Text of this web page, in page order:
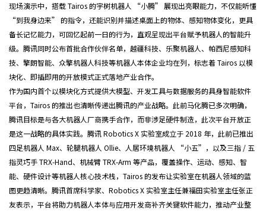
现场演示中，搭载 Tairos 的宇树机器人 “小腾” 展现出亮眼能力，不仅能听懂
“到我身边来” 的指令，还能识别并描述桌面上的物体、感知物体变化，更具
备长记忆能力，可回忆起前一日的行为，直观呈现出平台赋予机器人的智能升
级。腾讯同时公布首批合作伙伴名单，越疆科技、乐聚机器人、帕西尼感知科
技、擎朗智能、众擎机器人科技等机器人本体企业均在列，标志着 Tairos 以模
块化、即插即用的开放模式正式落地产业合作。
作为国内首个以模块化方式提供大模型、开发工具与数据服务的具身智能软件
平台，Tairos 的推出也清晰传递出腾讯的产业战略。此前马化腾已多次明确，
腾讯目标是与各大机器人厂商携手合作，而非涉足硬件制造，此次平台开放正
是这一战略的具体实践。腾讯 Robotics X 实验室成立于 2018 年，此前已推出
四足机器人 Max、轮腿机器人 Ollie、人居环境机器人 “小五”，以及三指 / 五
指灵巧手 TRX-Hand、机械臂 TRX-Arm 等产品，覆盖操作、运动、感知、智
能、硬件设计等机器人核心技术栈，Tairos 的发布让实验室在机器人领域的蓝
图更趋清晰。腾讯首席科学家、Robotics X 实验室主任兼福田实验室主任张正
友表示，平台将助力机器人本体与应用开发商补齐关键软件能力，推动产业整